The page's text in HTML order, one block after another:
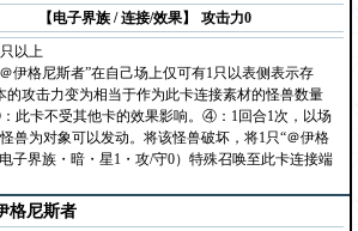
【电子界族 / 连接/效果】
攻击力0
以上
伊格尼斯者”在自己场上仅可有1只以表侧表示存
攻击力变为相当于作为此卡连接素材的怪兽数量
此卡不受其他卡的效果影响。④：1回合1次，以场
兽为对象可以发动。将该怪兽破坏，将1只“＠伊格
子界族・暗・星1・攻/守0）特殊召唤至此卡连接端
格尼斯者